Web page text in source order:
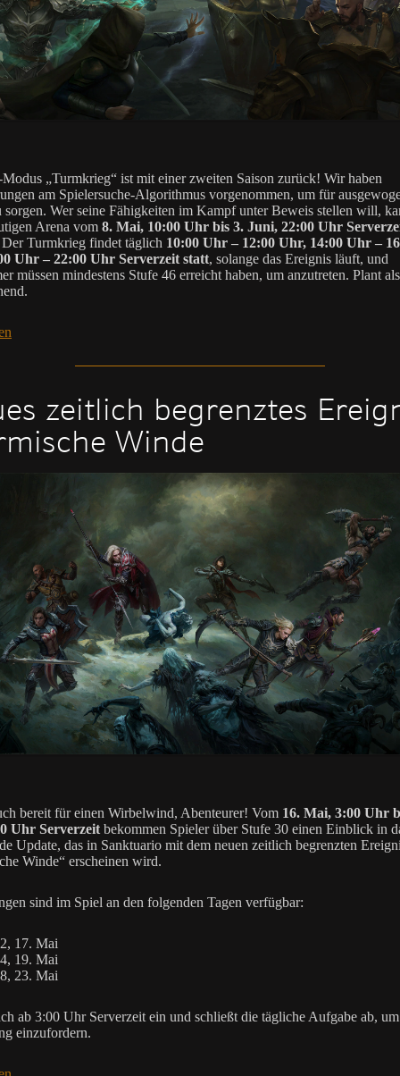
„Turmkrieg“ ist mit einer zweiten Saison zurück! Wir haben
am Spielersuche-Algorithmus vorgenommen, um für
sorgen. Wer seine Fähigkeiten im Kampf unter Beweis stellen will,
Arena vom 8. Mai, 10:00 Uhr bis 3. Juni, 22:00 Uhr
Der Turmkrieg findet täglich 10:00 Uhr – 12:00 Uhr, 14:00 Uhr –
Uhr – 22:00 Uhr Serverzeit statt, solange das Ereignis läuft, und
müssen mindestens Stufe 46 erreicht haben, um anzutreten. Plant
zeitlich begrenztes
Winde
bereit für einen Wirbelwind, Abenteurer! Vom 16. Mai, 3:00 Uhr
Uhr Serverzeit bekommen Spieler über Stufe 30 einen Einblick in
Update, das in Sanktuario mit dem neuen zeitlich begrenzten
Winde“ erscheinen wird.
sind im Spiel an den folgenden Tagen verfügbar:
17. Mai
19. Mai
23. Mai
ab 3:00 Uhr Serverzeit ein und schließt die tägliche Aufgabe ab,
einzufordern.